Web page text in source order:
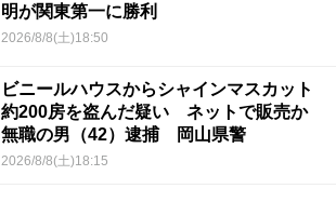
明が関東第一に勝利
2026/8/8(土)18:50
ビニールハウスからシャインマスカット
約200房を盗んだ疑い ネットで販売か
無職の男（42）逮捕 岡山県警
2026/8/8(土)18:15